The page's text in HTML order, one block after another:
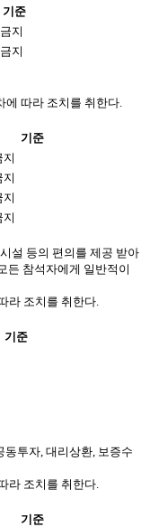
기준
지
지
에 따라 조치를 취한다.
기준
지
지
지
지
설 등의 편의를 제공 받아
든 참석자에게 일반적이
라 조치를 취한다.
기준
동투자, 대리상환, 보증수
라 조치를 취한다.
기준